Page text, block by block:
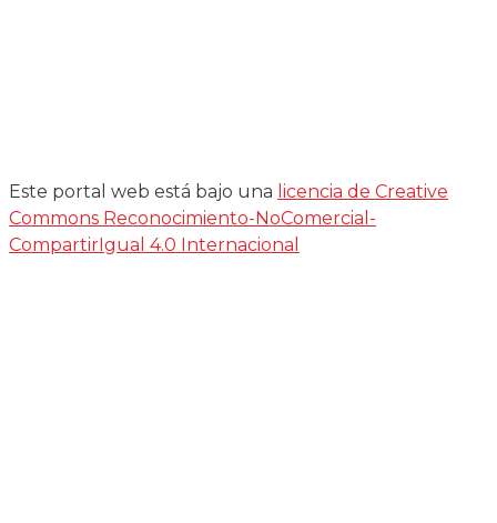
Este portal web está bajo una licencia de Creative
Commons Reconocimiento-NoComercial-
CompartirIgual 4.0 Internacional